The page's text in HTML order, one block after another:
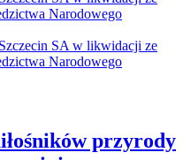
przyrody